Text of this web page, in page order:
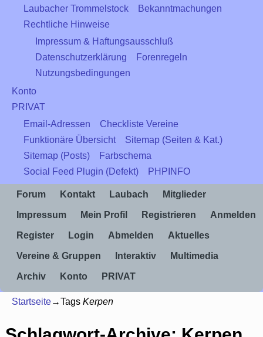
Laubacher Trommelstock
Bekanntmachungen
Rechtliche Hinweise
Impressum & Haftungsausschluß
Datenschutzerklärung
Forenregeln
Nutzungsbedingungen
Konto
PRIVAT
Email-Adressen
Checkliste Vereine
Funktionäre Übersicht
Sitemap (Seiten & Kat.)
Sitemap (Posts)
Farbschema
Social Feed Plugin (Defekt)
PHPINFO
Forum Kontakt Laubach Mitglieder
Impressum Mein Profil Registrieren Anmelden
Register Login Abmelden Aktuelles
Vereine & Gruppen Interaktiv Multimedia
Archiv Konto PRIVAT
Startseite→Tags Kerpen